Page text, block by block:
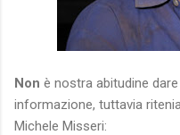
Non è nostra abitudine
informazione, tuttavia
Michele Misseri: